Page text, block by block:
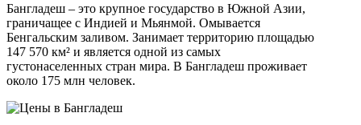
Бангладеш – это крупное государство в Южной Азии,
граничащее с Индией и Мьянмой. Омывается
Бенгальским заливом. Занимает территорию площадью
147 570 км² и является одной из самых
густонаселенных стран мира. В Бангладеш проживает
около 175 млн человек.